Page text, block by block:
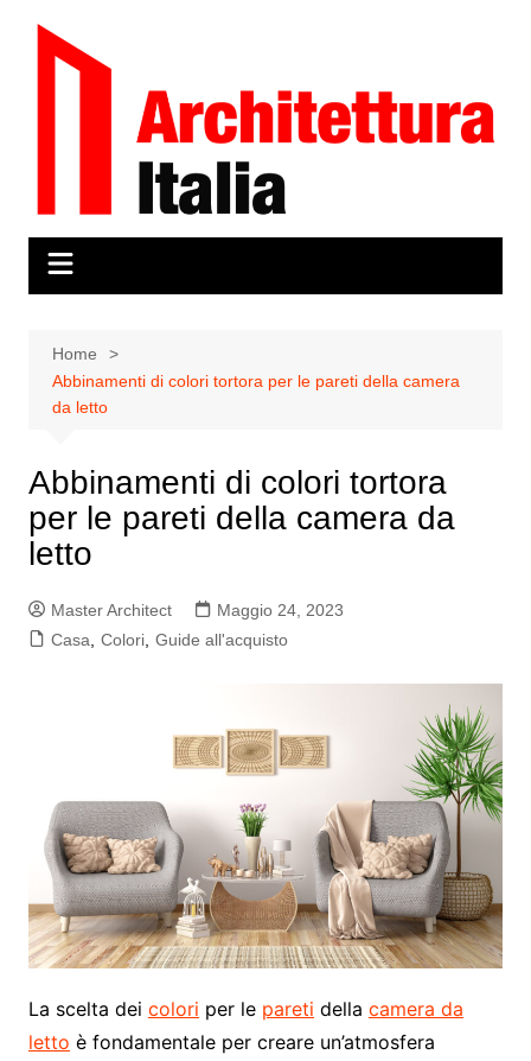
contenuto
Home
Abbinamenti di colori tortora per le pareti della camera
da letto
Abbinamenti di colori tortora
per le pareti della camera da
letto
Master Architect
Maggio 24, 2023
Casa
Colori, Guide all'acquisto
La scelta dei colori per le pareti della camera da
letto è fondamentale per creare un’atmosfera